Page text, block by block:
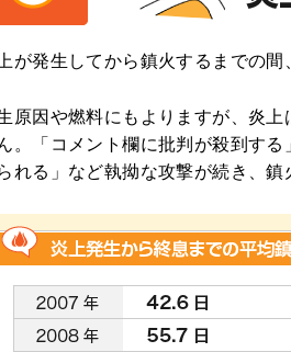
が発生してから鎮火するまでの間
原因や燃料にもよりますが、炎
。「コメント欄に批判が殺到す
れる」など執拗な攻撃が続き、鎮